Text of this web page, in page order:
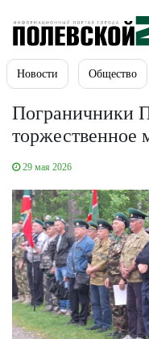
Новости Общество
Пограничники
торжественное
29 мая 2026